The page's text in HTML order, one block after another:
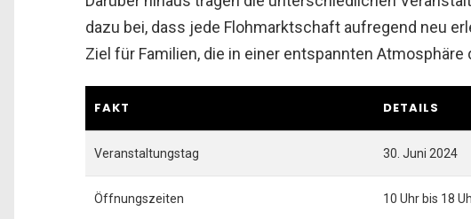
dazu bei, dass jede Flohmarktschaft aufregend neu
Ziel für Familien, die in einer entspannten
FAKT DETAILS
Veranstaltungstag 30. Juni 2024
Öffnungszeiten 10 Uhr bis 18